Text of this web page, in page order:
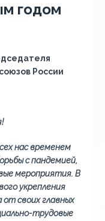
годом
России
нас временем
с пандемией,
мероприятия. В
укрепления
своих главных
трудовые